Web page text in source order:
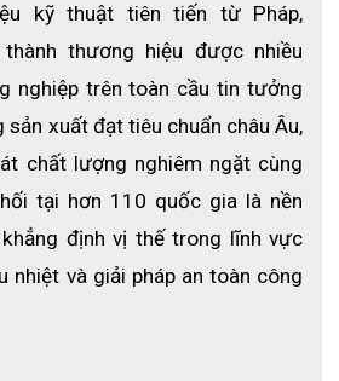
kỹ thuật tiên tiến từ Pháp,
thành thương hiệu được nhiều
nghiệp trên toàn cầu tin tưởng
sản xuất đạt tiêu chuẩn châu Âu,
chất lượng nghiêm ngặt cùng
tại hơn 110 quốc gia là nền
khẳng định vị thế trong lĩnh vực
nhiệt và giải pháp an toàn công